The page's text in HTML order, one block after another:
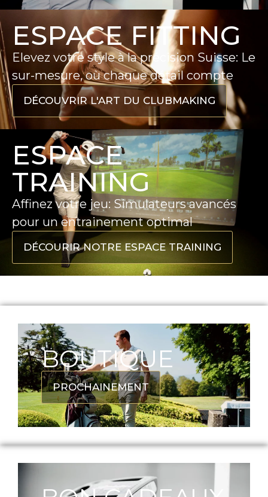
ESPACE FITTING
Elevez votre style à la précision Suisse: Le
sur-mesure, où chaque détail compte
DÉCOUVRIR L'ART DU CLUBMAKING
ESPACE
TRAINING
Affinez votre jeu: Simulateurs avancés
pour un entrainement optimal
DÉCOURIR NOTRE ESPACE TRAINING
BOUTIQUE
PROCHAINEMENT